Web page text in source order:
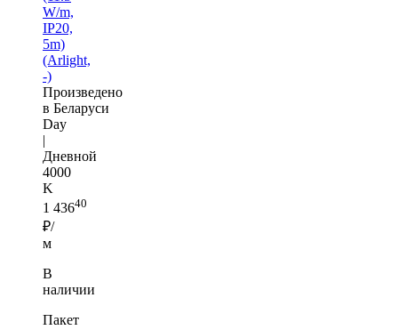
W/m,
IP20,
5m)
(Arlight,
-)
Произведено
в Беларуси
Day
|
Дневной
4000
K
1 43640
₽/
м
В
наличии
Пакет